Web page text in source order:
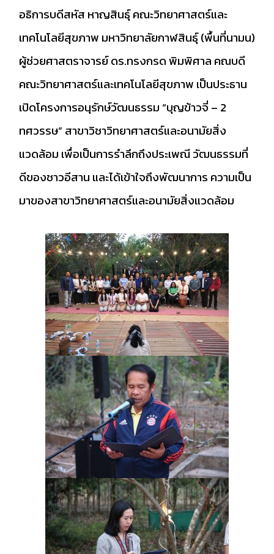
อธิการบดีสหัส หาญสินธุ์ คณะวิทยาศาสตร์และ
เทคโนโลยีสุขภาพ มหาวิทยาลัยกาฬสินธุ์ (พื้นที่นามน)
ผู้ช่วยศาสตราจารย์ ดร.ทรงกรด พิมพิศาล คณบดี
คณะวิทยาศาสตร์และเทคโนโลยีสุขภาพ เป็นประธาน
เปิดโครงการอนุรักษ์วัฒนธรรม “บุญข้าวจี่ – 2
ทศวรรษ” สาขาวิชาวิทยาศาสตร์และอนามัยสิ่ง
แวดล้อม เพื่อเป็นการรำลึกถึงประเพณี วัฒนธรรมที่
ดีของชาวอีสาน และได้เข้าใจถึงพัฒนาการ ความเป็น
มาของสาขาวิทยาศาสตร์และอนามัยสิ่งแวดล้อม